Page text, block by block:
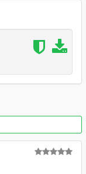
are shown
me on